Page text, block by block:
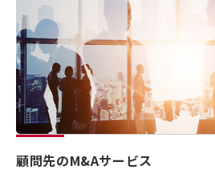
顧問先のM&Aサービス